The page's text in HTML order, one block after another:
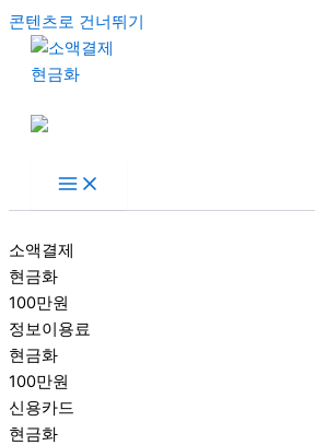
콘텐츠로 건너뛰기
소액결제
현금화
100만원
정보이용료
현금화
100만원
신용카드
현금화